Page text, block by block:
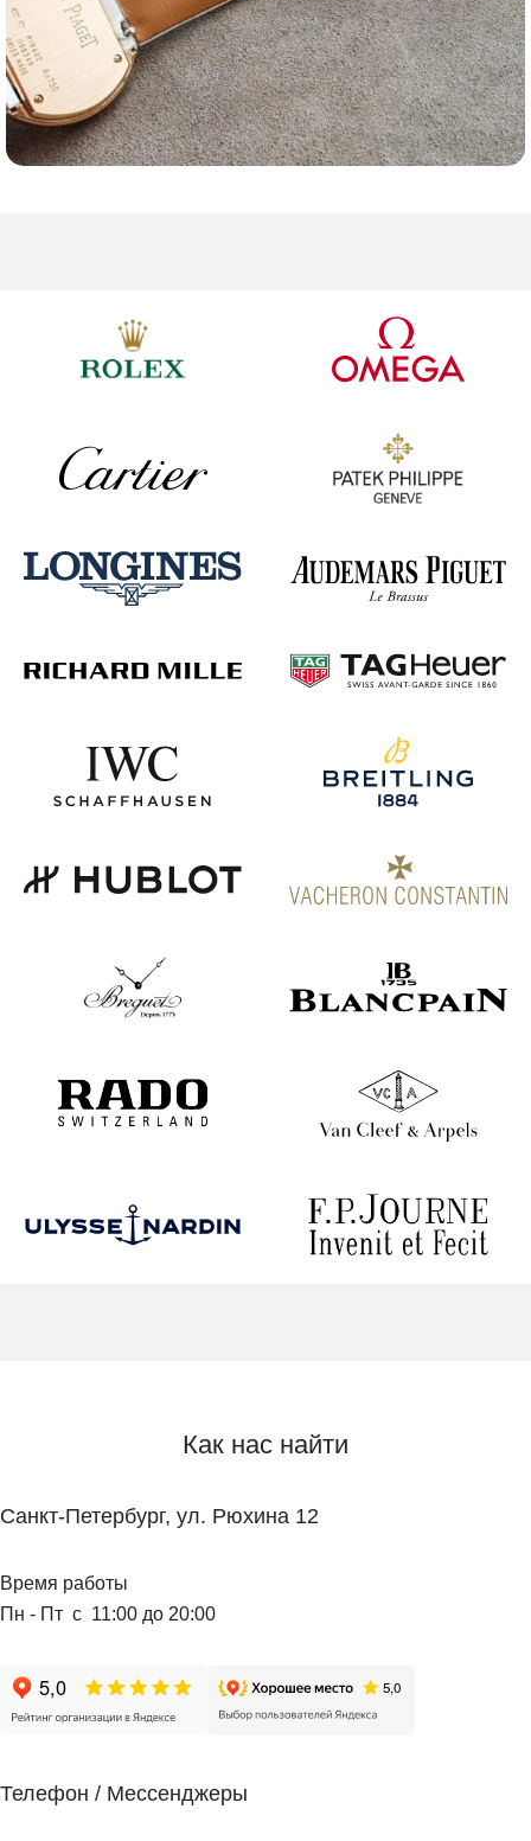
Как нас найти
Телефон / Мессенджеры
Санкт-Петербург, ул. Рюхина 12
Время работы
Пн - Пт с 11:00 до 20:00